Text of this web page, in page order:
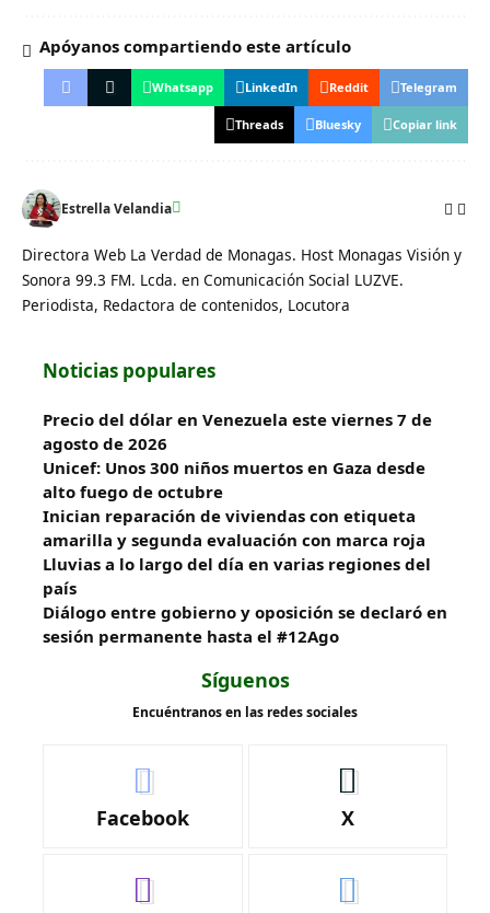
Apóyanos compartiendo este artículo
Whatsapp LinkedIn Reddit Telegram
Threads Bluesky Copiar link
Estrella Velandia
Directora Web La Verdad de Monagas. Host Monagas Visión y
Sonora 99.3 FM. Lcda. en Comunicación Social LUZVE.
Periodista, Redactora de contenidos, Locutora
Noticias populares
Precio del dólar en Venezuela este viernes 7 de
agosto de 2026
Unicef: Unos 300 niños muertos en Gaza desde
alto fuego de octubre
Inician reparación de viviendas con etiqueta
amarilla y segunda evaluación con marca roja
Lluvias a lo largo del día en varias regiones del
país
Diálogo entre gobierno y oposición se declaró en
sesión permanente hasta el #12Ago
Síguenos
Encuéntranos en las redes sociales
Facebook X